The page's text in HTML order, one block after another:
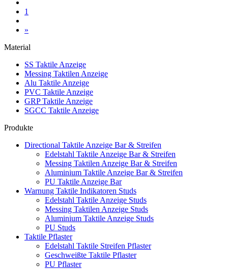
1
»
Material
SS Taktile Anzeige
Messing Taktilen Anzeige
Alu Taktile Anzeige
PVC Taktile Anzeige
GRP Taktile Anzeige
SGCC Taktile Anzeige
Produkte
Directional Taktile Anzeige Bar & Streifen
Edelstahl Taktile Anzeige Bar & Streifen
Messing Taktilen Anzeige Bar & Streifen
Aluminium Taktile Anzeige Bar & Streifen
PU Taktile Anzeige Bar
Warnung Taktile Indikatoren Studs
Edelstahl Taktile Anzeige Studs
Messing Taktilen Anzeige Studs
Aluminium Taktile Anzeige Studs
PU Studs
Taktile Pflaster
Edelstahl Taktile Streifen Pflaster
Geschweißte Taktile Pflaster
PU Pflaster